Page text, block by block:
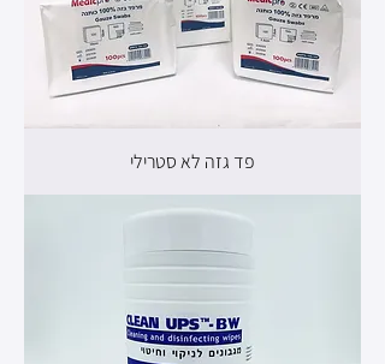
פד גזה לא סטרילי